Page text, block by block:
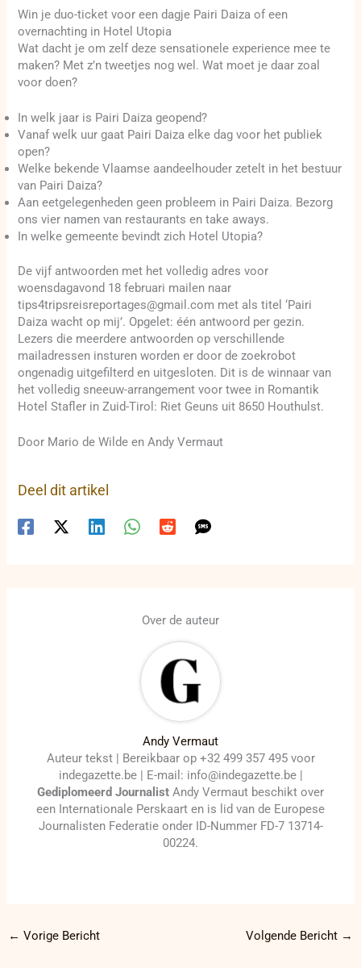
Win je duo-ticket voor een dagje Pairi Daiza of een
overnachting in Hotel Utopia
Wat dacht je om zelf deze sensationele experience mee te
maken? Met z’n tweetjes nog wel. Wat moet je daar zoal
voor doen?
In welk jaar is Pairi Daiza geopend?
Vanaf welk uur gaat Pairi Daiza elke dag voor het publiek
open?
Welke bekende Vlaamse aandeelhouder zetelt in het bestuur
van Pairi Daiza?
Aan eetgelegenheden geen probleem in Pairi Daiza. Bezorg
ons vier namen van restaurants en take aways.
In welke gemeente bevindt zich Hotel Utopia?
De vijf antwoorden met het volledig adres voor
woensdagavond 18 februari mailen naar
tips4tripsreisreportages@gmail.com met als titel ‘Pairi
Daiza wacht op mij’. Opgelet: één antwoord per gezin.
Lezers die meerdere antwoorden op verschillende
mailadressen insturen worden er door de zoekrobot
ongenadig uitgefilterd en uitgesloten. Dit is de winnaar van
het volledig sneeuw-arrangement voor twee in Romantik
Hotel Stafler in Zuid-Tirol: Riet Geuns uit 8650 Houthulst.
Door Mario de Wilde en Andy Vermaut
Deel dit artikel
Over de auteur
Andy Vermaut
Auteur tekst | Bereikbaar op +32 499 357 495 voor
indegazette.be | E-mail: info@indegazette.be |
Gediplomeerd Journalist Andy Vermaut beschikt over
een Internationale Perskaart en is lid van de Europese
Journalisten Federatie onder ID-Nummer FD-7 13714-
00224.
← Vorige Bericht Volgende Bericht →